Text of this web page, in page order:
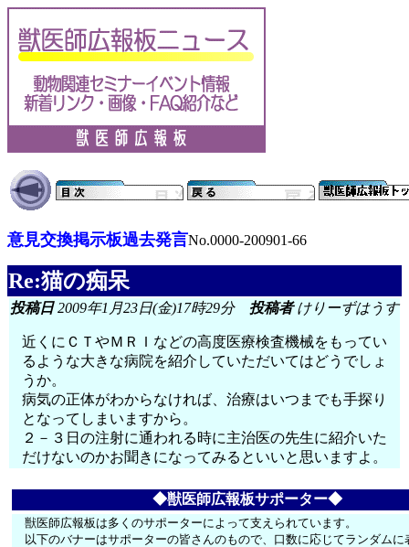
意見交換掲示板過去発言No.0000-200901-66
Re:猫の痴呆
投稿日2009年1月23日(金)17時29分 投稿者けりーずはうす
近くにＣＴやＭＲＩなどの高度医療検査機械をもってい
るような大きな病院を紹介していただいてはどうでしょ
うか。
病気の正体がわからなければ、治療はいつまでも手探り
となってしまいますから。
２－３日の注射に通われる時に主治医の先生に紹介いた
だけないのかお聞きになってみるといいと思いますよ。
◆獣医師広報板サポーター◆
獣医師広報板は多くのサポーターによって支えられています。
以下のバナーはサポーターの皆さんのもので、口数に応じてランダムに